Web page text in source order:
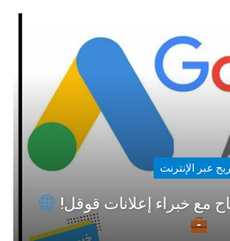
عبر الإنترنت
مع خبراء إعلانات قوقل!